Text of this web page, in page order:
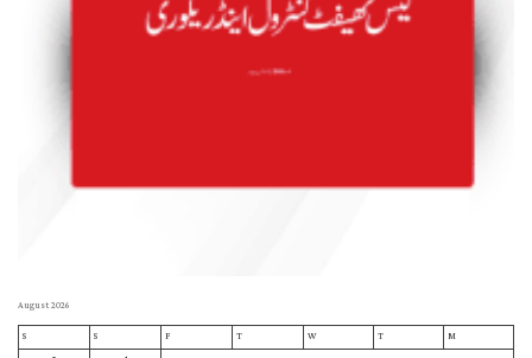
August 2026
M
T
W
T
F
S
S